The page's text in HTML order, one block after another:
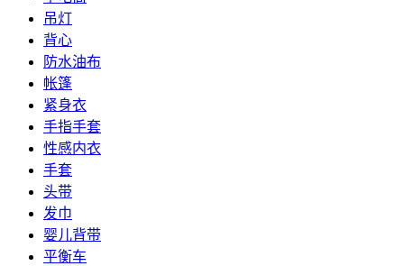
吊灯
背心
防水油布
帐篷
紧身衣
手指手套
性感内衣
手套
头带
发巾
婴儿背带
平衡车